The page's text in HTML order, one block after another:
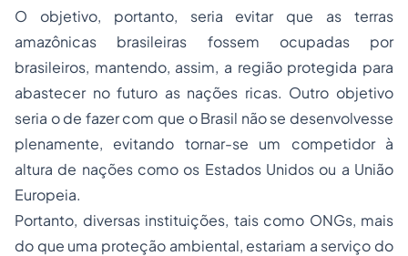
O objetivo, portanto, seria evitar que as terras
amazônicas brasileiras fossem ocupadas por
brasileiros, mantendo, assim, a região protegida para
abastecer no futuro as nações ricas. Outro objetivo
seria o de fazer com que o Brasil não se desenvolvesse
plenamente, evitando tornar-se um competidor à
altura de nações como os Estados Unidos ou a União
Europeia.
Portanto, diversas instituições, tais como ONGs, mais
do que uma proteção ambiental, estariam a serviço do